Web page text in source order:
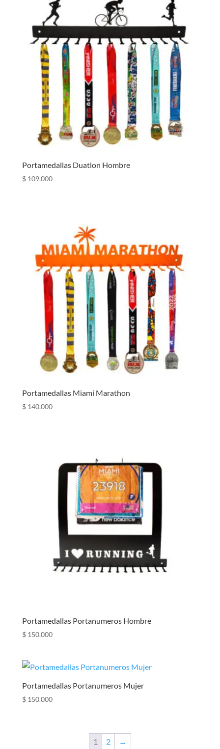
Portamedallas Duatlon Hombre
$109.000
Portamedallas Miami Marathon
$140.000
Portamedallas Portanumeros Hombre
$150.000
Portamedallas Portanumeros Mujer
$150.000
1 2 →